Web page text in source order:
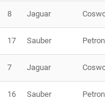
8 Jaguar
17 Sauber
7 Jaguar
16 Sauber